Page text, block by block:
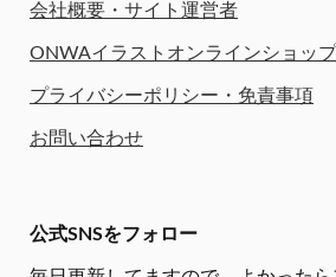
会社概要・サイト運営者
ONWAイラストオンラインショップ
プライバシーポリシー・免責事項
お問い合わせ
公式SNSをフォロー